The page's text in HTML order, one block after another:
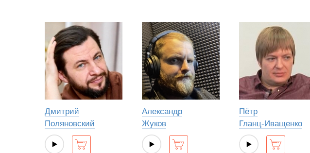
Дмитрий
Поляновский
Александр
Жуков
Пётр
Гланц-Иващенко